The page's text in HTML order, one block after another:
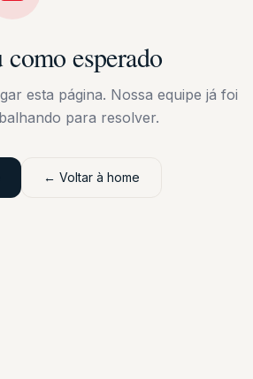
esperado
esta página. Nossa equipe já foi
para resolver.
← Voltar à home